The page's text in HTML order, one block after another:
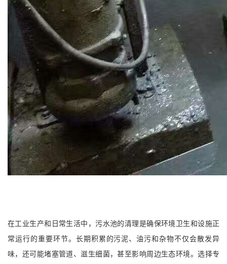
在工业生产和日常生活中，污水池的清理是确保环境卫生和设施正
常运行的重要环节。长期积累的污泥、油污和杂物不仅会散发异
味，还可能堵塞管道、滋生细菌，甚至影响周边生态环境。选择专